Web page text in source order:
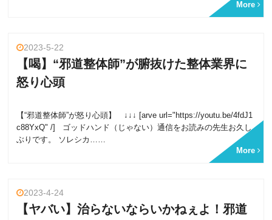
More
2023-5-22
【喝】“邪道整体師”が腑抜けた整体業界に
怒り心頭
【“邪道整体師”が怒り心頭】 ↓↓↓ [arve url="https://youtu.be/4fdJ1
c88YxQ" /] ゴッドハンド（じゃない）通信をお読みの先生お久し
ぶりです。 ソレシカ……
More
2023-4-24
【ヤバい】治らないならいかねぇよ！邪道